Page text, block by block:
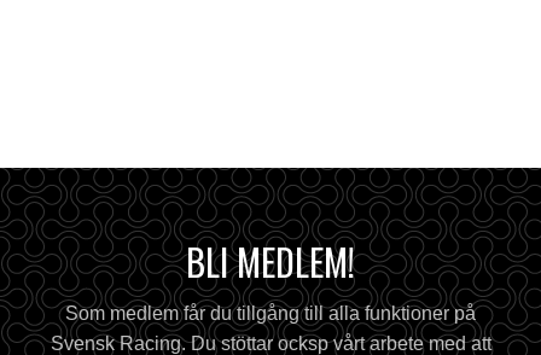
BLI MEDLEM!
Som medlem får du tillgång till alla funktioner på
Svensk Racing. Du stöttar ocksp vårt arbete med att